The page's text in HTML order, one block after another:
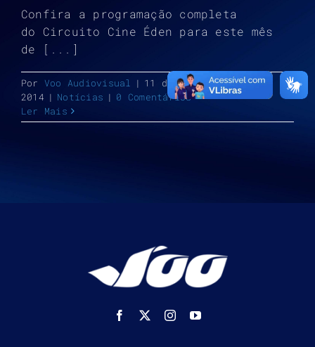
Confira a programação completa
do Circuito Cine Éden para este mês
de [...]
Por Voo Audiovisual | 11 de setembro de
2014 | Notícias | 0 Comentários
Ler Mais